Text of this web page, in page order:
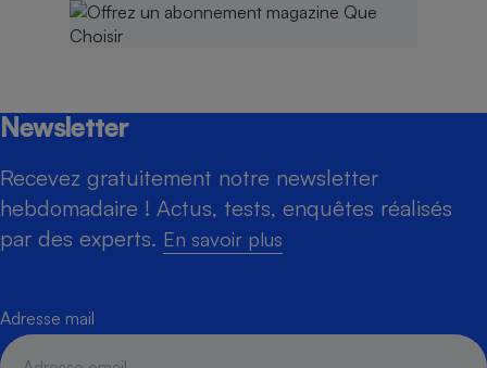
Newsletter
Recevez gratuitement notre newsletter
hebdomadaire ! Actus, tests, enquêtes réalisés
par des experts. En savoir plus
Adresse mail